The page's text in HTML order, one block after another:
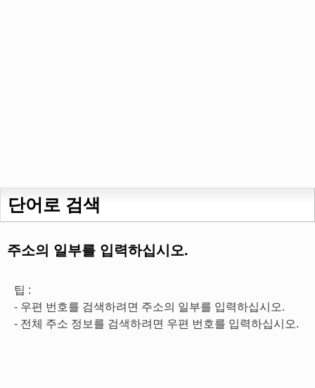
단어로 검색
주소의 일부를 입력하십시오.
팁 :
- 우편 번호를 검색하려면 주소의 일부를 입력하십시오.
- 전체 주소 정보를 검색하려면 우편 번호를 입력하십시오.